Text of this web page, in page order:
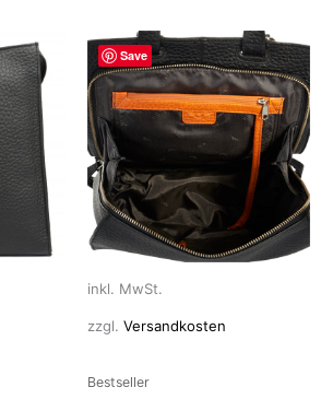
Save
inkl. MwSt.
zzgl. Versandkosten
Bestseller
Dieses
Produkt
weist
mehrere
Varianten
auf.
Die
Optionen
können
auf
Produktseite
werden